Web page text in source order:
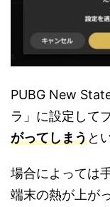
PUBG New
ラ」に設定して
がってしまうと
場合によっては
端末の熱が上が